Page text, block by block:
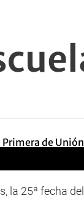
la 25ª fecha